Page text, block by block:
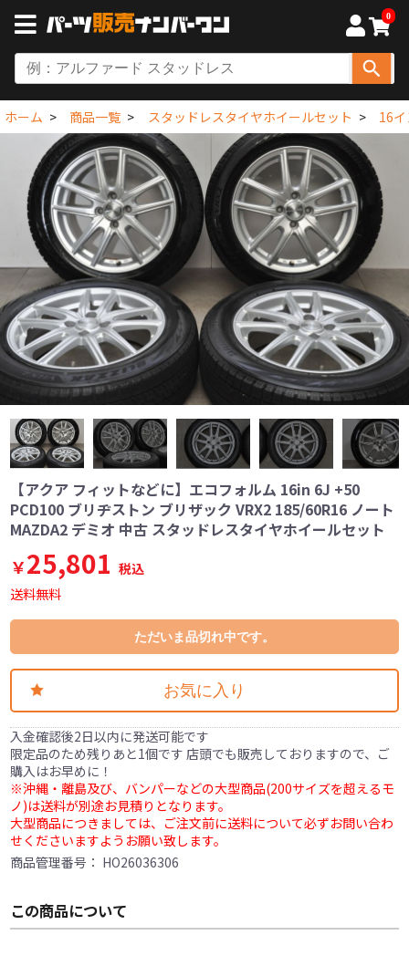
0
ホーム 商品一覧 スタッドレスタイヤホイールセット 16
【アクア フィットなどに】エコフォルム 16in 6J +50
PCD100 ブリヂストン ブリザック VRX2 185/60R16 ノート
MAZDA2 デミオ 中古 スタッドレスタイヤホイールセット
￥25,801 税込
送料無料
ただいま品切れ中です。
お気に入り
入金確認後2日以内に発送可能です
限定品のため残りあと1個です 店頭でも販売しておりますので、ご
購入はお早めに！
※沖縄・離島及び、バンパーなどの大型商品(200サイズを超えるモ
ノ)は送料が別途お見積りとなります。
大型商品につきましては、ご注文前に送料について必ずお問い合わ
せくださいますようお願い致します。
商品管理番号： HO26036306
この商品について